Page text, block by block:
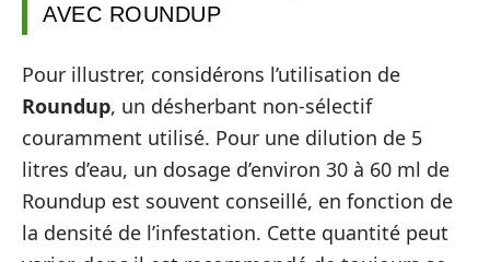
AVEC ROUNDUP
Pour illustrer, considérons l’utilisation de
Roundup, un désherbant non-sélectif
couramment utilisé. Pour une dilution de 5
litres d’eau, un dosage d’environ 30 à 60 ml de
Roundup est souvent conseillé, en fonction de
la densité de l’infestation. Cette quantité peut